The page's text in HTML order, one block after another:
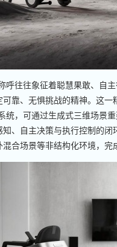
呼往往象征着聪慧果敢、自
靠、无惧挑战的精神。这一
统，可通过生成式三维场景
、自主决策与执行控制的闭
合场景等非结构化环境，完